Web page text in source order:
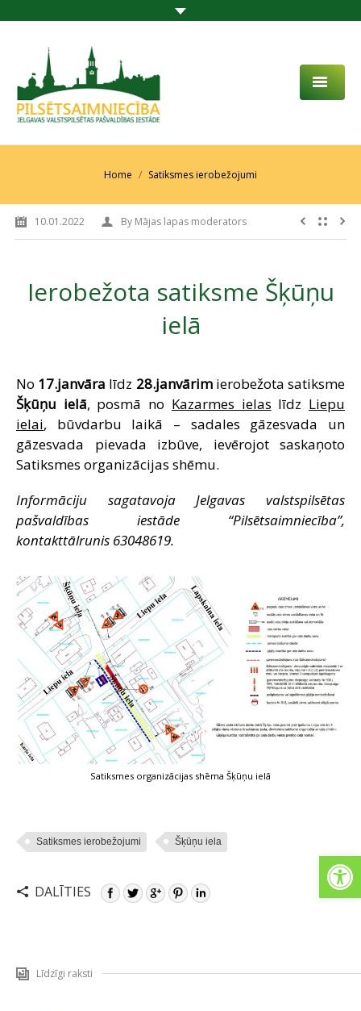
PAR MUMS
SABIEDRĪBAS LĪDZDALĪBA
SAZIŅA
You are here:Home Satiksmes ierobežojumi
10.01.2022 By Mājas lapas moderators
Ierobežota satiksme Šķūņu
ielā
No 17.janvāra līdz 28.janvārimierobežota satiksme
Šķūņu ielā, posmā no Kazarmes ielas līdz Liepu
ielai, būvdarbu laikā – sadales gāzesvada un
gāzesvada pievada izbūve, ievērojot saskaņoto
Satiksmes organizācijas shēmu.
Informāciju sagatavoja Jelgavas valstspilsētas
pašvaldības iestāde “Pilsētsaimniecība”,
kontakttālrunis 63048619.
Satiksmes organizācijas shēma Šķūņu ielā
Satiksmes ierobežojumi Šķūņu iela
DALĪTIES
Līdzīgi raksti